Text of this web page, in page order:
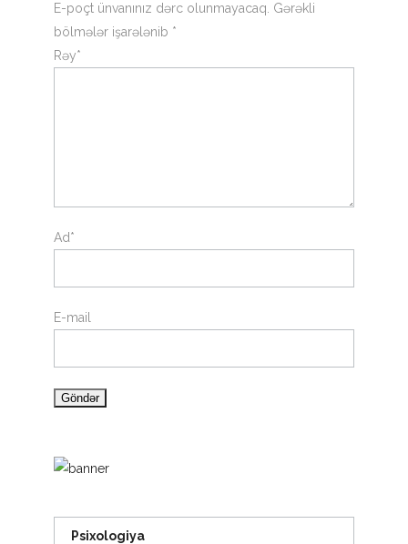
E-poçt ünvanınız dərc olunmayacaq. Gərəkli
bölmələr işarələnib *
Rəy*
Ad*
E-mail
Psixologiya